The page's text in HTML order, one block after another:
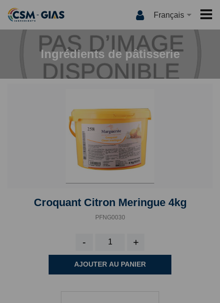
Français
ACCUEIL
CSM-GIAS
QUI SOMMES NOUS ?
INNOVATION
PRODUITS
MEDIA
LES RECETTES
CSM-GIAS TV
CATALOGUE
CONTACT
ACTUALITÉS
Ingrédients de pâtisserie
Croquant Citron Meringue 4kg
PFNG0030
- +
AJOUTER AU PANIER